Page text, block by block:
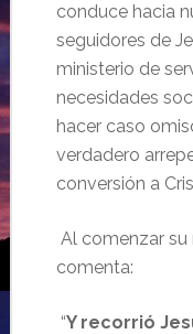
conduce hacia
seguidores de
ministerio de
necesidades
hacer caso
verdadero
conversión a
Al comenzar su
comenta:
“Y recorrió